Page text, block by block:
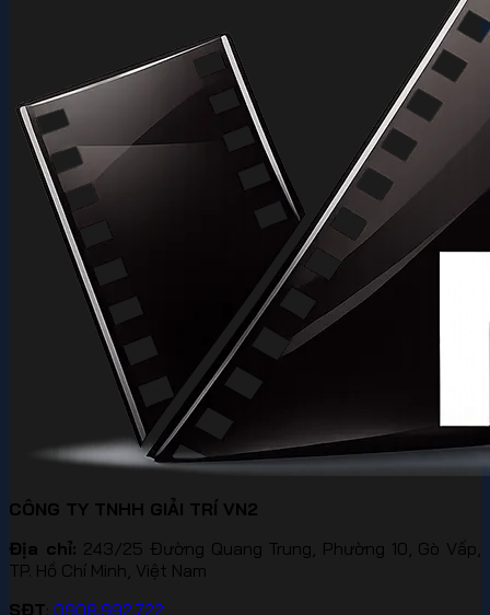
CÔNG TY TNHH GIẢI TRÍ VN2
Địa chỉ: 243/25 Đường Quang Trung, Phường 10, Gò Vấp,
TP. Hồ Chí Minh, Việt Nam
SĐT 0908.992.722